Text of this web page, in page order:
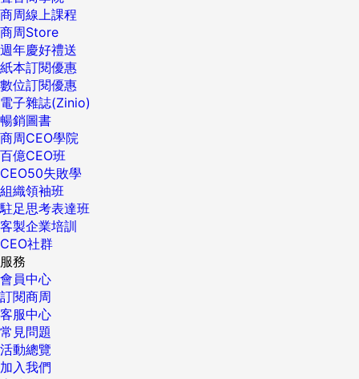
商周線上課程
商周Store
週年慶好禮送
紙本訂閱優惠
數位訂閱優惠
電子雜誌(Zinio)
暢銷圖書
商周CEO學院
百億CEO班
CEO50失敗學
組織領袖班
駐足思考表達班
客製企業培訓
CEO社群
服務
會員中心
訂閱商周
客服中心
常見問題
活動總覽
加入我們